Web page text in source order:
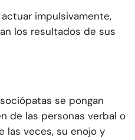
impulsivamente,
los resultados de sus
se pongan
de las personas verbal o
las veces, su enojo y